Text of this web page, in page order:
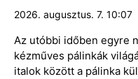
2026. augusztus. 7. 10:07
Az utóbbi időben egyre
kézműves pálinkák
italok között a pálinka